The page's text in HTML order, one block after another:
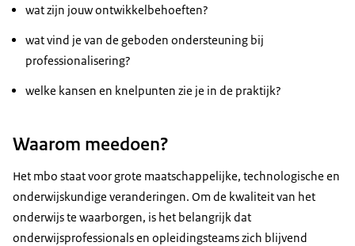
wat zijn jouw ontwikkelbehoeften?
wat vind je van de geboden ondersteuning bij
professionalisering?
welke kansen en knelpunten zie je in de praktijk?
Waarom meedoen?
Het mbo staat voor grote maatschappelijke, technologische en
onderwijskundige veranderingen. Om de kwaliteit van het
onderwijs te waarborgen, is het belangrijk dat
onderwijsprofessionals en opleidingsteams zich blijvend